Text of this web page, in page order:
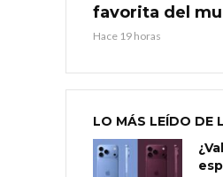
favorita del
Hace 19 horas
LO MÁS LEÍDO DE